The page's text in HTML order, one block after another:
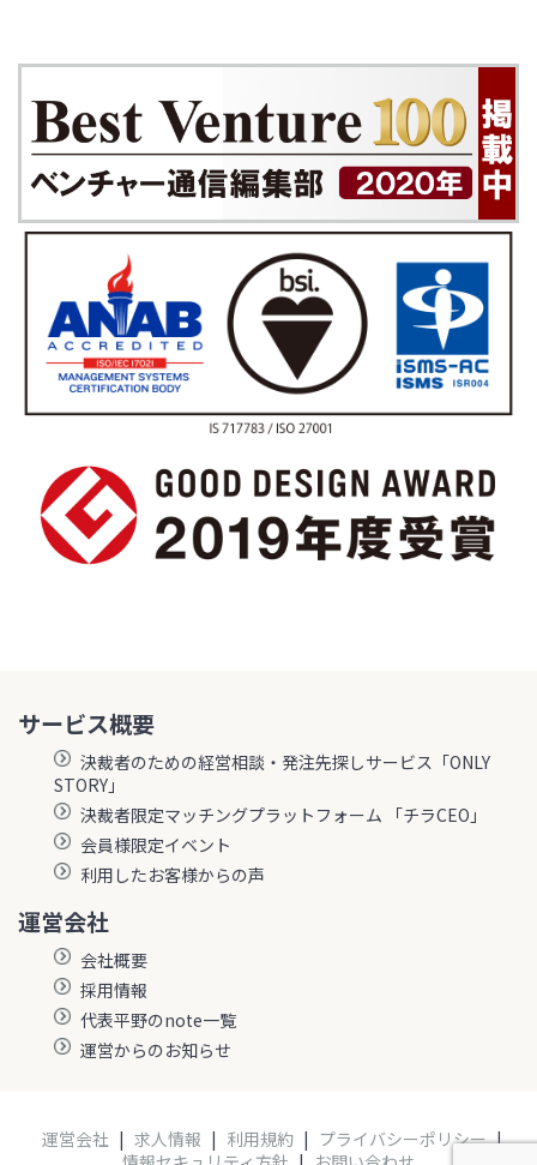
サービス概要
決裁者のための経営相談・発注先探しサービス「ONLY
STORY」
決裁者限定マッチングプラットフォーム 「チラCEO」
会員様限定イベント
利用したお客様からの声
運営会社
会社概要
採用情報
代表平野のnote一覧
運営からのお知らせ
運営会社 | 求人情報 | 利用規約 | プライバシーポリシー |